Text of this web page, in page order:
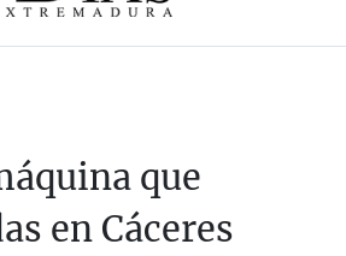
que
en Cáceres